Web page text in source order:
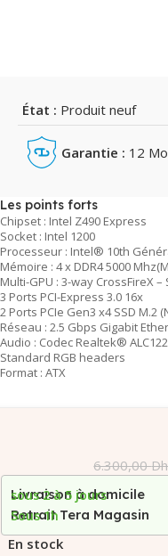
État : Produit neuf
Garantie : 12
Les points forts
Chipset : Intel Z490 Express
Socket : Intel 1200
Processeur : Intel® 10th
Mémoire : 4 x DDR4 5000
Multi-GPU : 3-way CrossFireX –
3 Ports PCI-Express 3.0 16x
2 Ports PCIe Gen3 x4 SSD M.2
Réseau : 2.5 Gbps Gigabit
Audio : Codec Realtek®
Standard RGB headers
Format : ATX
6.300,00
Livraison à domicile
sous 2 à 5 jours
Retrait Tera Magasin
Sous 1h
En stock